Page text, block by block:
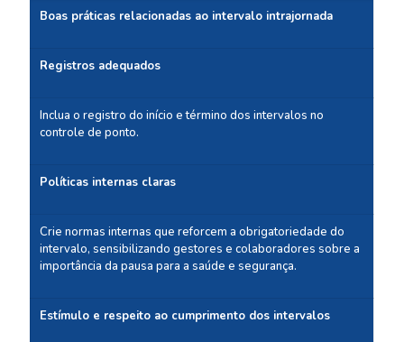
Boas práticas relacionadas ao intervalo intrajornada
Registros adequados
Inclua o registro do início e término dos intervalos no
controle de ponto.
Políticas internas claras
Crie normas internas que reforcem a obrigatoriedade do
intervalo, sensibilizando gestores e colaboradores sobre a
importância da pausa para a saúde e segurança.
Estímulo e respeito ao cumprimento dos intervalos